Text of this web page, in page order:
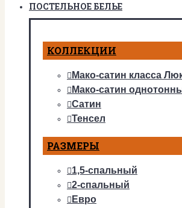
ПОСТЕЛЬНОЕ БЕЛЬЕ
КОЛЛЕКЦИИ
Мако-сатин класса
Мако-сатин
Сатин
Тенсел
РАЗМЕРЫ
1,5-спальный
2-спальный
Евро